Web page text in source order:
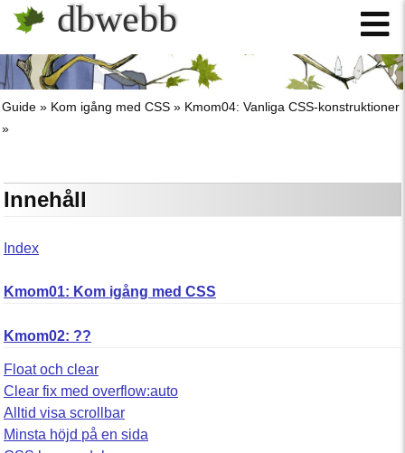
dbwebb
Guide Kom igång med CSS Kmom04: Vanliga CSS-konstruktioner
Innehåll
Index
Kmom01: Kom igång med CSS
Kmom02: ??
Float och clear
Clear fix med overflow:auto
Alltid visa scrollbar
Minsta höjd på en sida